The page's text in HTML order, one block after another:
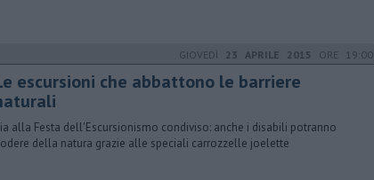
GIOVEDÌ 23 APRILE 2015 ORE 19:00
escursioni che abbattono le barriere
alla Festa dell'Escursionismo condiviso: anche i disabili potranno
della natura grazie alle speciali carrozzelle joelette